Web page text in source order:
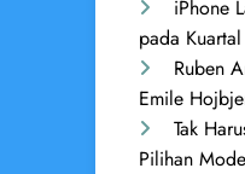
iPhone
pada
Ruben
Emile
Tak
Pilihan